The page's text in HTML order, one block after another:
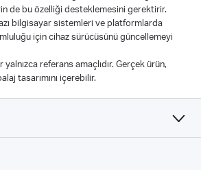
de bu özelliği desteklemesini gerektirir.
bilgisayar sistemleri ve platformlarda
için cihaz sürücüsünü güncellemeyi
referans amaçlıdır. Gerçek ürün,
tasarımını içerebilir.